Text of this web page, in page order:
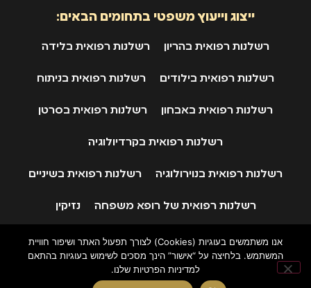
ייצוג וייעוץ משפטי בתחומים הבאים:
רשלנות רפואית בהריון רשלנות רפואית בלידה
רשלנות רפואית בילודים רשלנות רפואית בניתוח
רשלנות רפואית באבחון רשלנות רפואית בסרטן
רשלנות רפואית בקרדיולוגיה
רשלנות רפואית בנוירולוגיה רשלנות רפואית בשיניים
רשלנות רפואית של רופא משפחה נזיקין
ביטוח לאומי תאונות דרכים
© 2024 כל הזכויות שמורות אפיון, עיצוב ופיתוח באהבה:
אנו משתמשים בעוגיות (Cookies) לצורך תפעול האתר ושיפור חוויית
המשתמש. בלחיצה על “אישור” הינך מסכים לשימוש בעוגיות בהתאם
למדיניות הפרטיות שלנו.